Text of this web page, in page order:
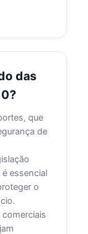
das
que
de
essencial
o